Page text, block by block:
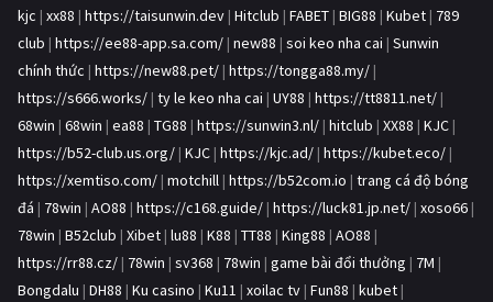
kjc | xx88 | https://taisunwin.dev | Hitclub | FABET | BIG88 | Kubet | 789
club | https://ee88-app.sa.com/ | new88 | soi keo nha cai | Sunwin
chính thức | https://new88.pet/ | https://tongga88.my/ |
https://s666.works/ | ty le keo nha cai | UY88 | https://tt8811.net/ |
68win | 68win | ea88 | TG88 | https://sunwin3.nl/ | hitclub | XX88 | KJC |
https://b52-club.us.org/ | KJC | https://kjc.ad/ | https://kubet.eco/ |
https://xemtiso.com/ | motchill | https://b52com.io | trang cá độ bóng
đá | 78win | AO88 | https://c168.guide/ | https://luck81.jp.net/ | xoso66 |
78win | B52club | Xibet | lu88 | K88 | TT88 | King88 | AO88 |
https://rr88.cz/ | 78win | sv368 | 78win | game bài đổi thưởng | 7M |
Bongdalu | DH88 | Ku casino | Ku11 | xoilac tv | Fun88 | kubet |